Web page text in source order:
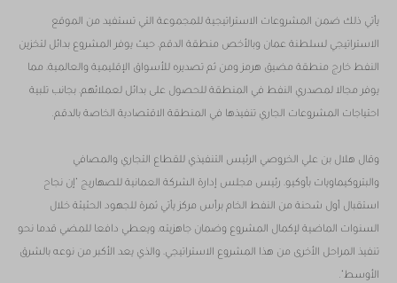
يأتي ذلك ضمن المشروعات الاستراتيجية للمجموعة التي تستفيد من الموقع
الاستراتيجي لسلطنة عمان وبالأخص منطقة الدقم، حيث يوفر المشروع بدائل لتخزين
النفط خارج منطقة مضيق هرمز ومن ثم تصديره للأسواق الإقليمية والعالمية، مما
يوفر مجالا لمصدري النفط في المنطقة للحصول على بدائل لعملائهم، بجانب تلبية
احتياجات المشروعات الجاري تنفيذها في المنطقة الاقتصادية الخاصة بالدقم.
وقال هلال بن علي الخروصي الرئيس التنفيذي للقطاع التجاري والمصافي
والبتروكيماويات بأوكيو، رئيس مجلس إدارة الشركة العمانية للصهاريج "إن نجاح
استقبال أول شحنة من النفط الخام برأس مركز يأتي ثمرة للجهود الحثيثة خلال
السنوات الماضية لإكمال المشروع وضمان جاهزيته، ويعطي دافعا للمضي قدما نحو
تنفيذ المراحل الأخرى من هذا المشروع الاستراتيجي، والذي يعد الأكبر من نوعه بالشرق
الأوسط".